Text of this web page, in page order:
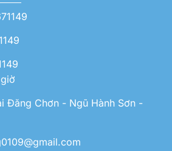
Đăng Chơn - Ngũ Hành Sơn -